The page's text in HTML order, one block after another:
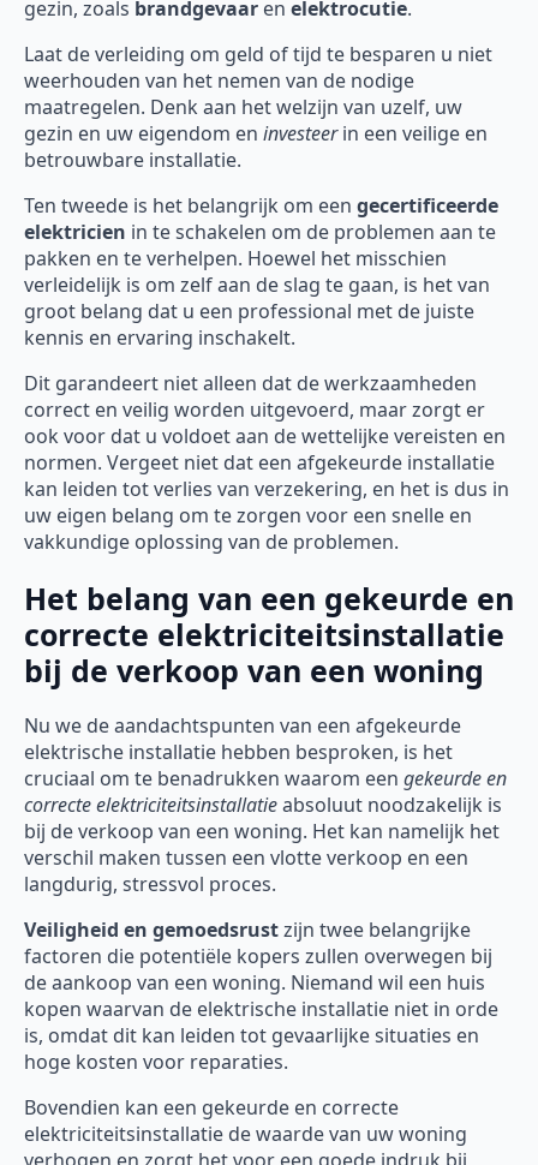
gezin, zoals brandgevaar en elektrocutie.
Laat de verleiding om geld of tijd te besparen u niet
weerhouden van het nemen van de nodige
maatregelen. Denk aan het welzijn van uzelf, uw
gezin en uw eigendom en investeerin een veilige en
betrouwbare installatie.
Ten tweede is het belangrijk om een gecertificeerde
elektricien in te schakelen om de problemen aan te
pakken en te verhelpen. Hoewel het misschien
verleidelijk is om zelf aan de slag te gaan, is het van
groot belang dat u een professional met de juiste
kennis en ervaring inschakelt.
Dit garandeert niet alleen dat de werkzaamheden
correct en veilig worden uitgevoerd, maar zorgt er
ook voor dat u voldoet aan de wettelijke vereisten en
normen. Vergeet niet dat een afgekeurde installatie
kan leiden tot verlies van verzekering, en het is dus in
uw eigen belang om te zorgen voor een snelle en
vakkundige oplossing van de problemen.
Het belang van een gekeurde en
correcte elektriciteitsinstallatie
bij de verkoop van een woning
Nu we de aandachtspunten van een afgekeurde
elektrische installatie hebben besproken, is het
cruciaal om te benadrukken waarom een gekeurde en
correcte elektriciteitsinstallatieabsoluut noodzakelijk is
bij de verkoop van een woning. Het kan namelijk het
verschil maken tussen een vlotte verkoop en een
langdurig, stressvol proces.
Veiligheid en gemoedsrustzijn twee belangrijke
factoren die potentiële kopers zullen overwegen bij
de aankoop van een woning. Niemand wil een huis
kopen waarvan de elektrische installatie niet in orde
is, omdat dit kan leiden tot gevaarlijke situaties en
hoge kosten voor reparaties.
Bovendien kan een gekeurde en correcte
elektriciteitsinstallatie de waarde van uw woning